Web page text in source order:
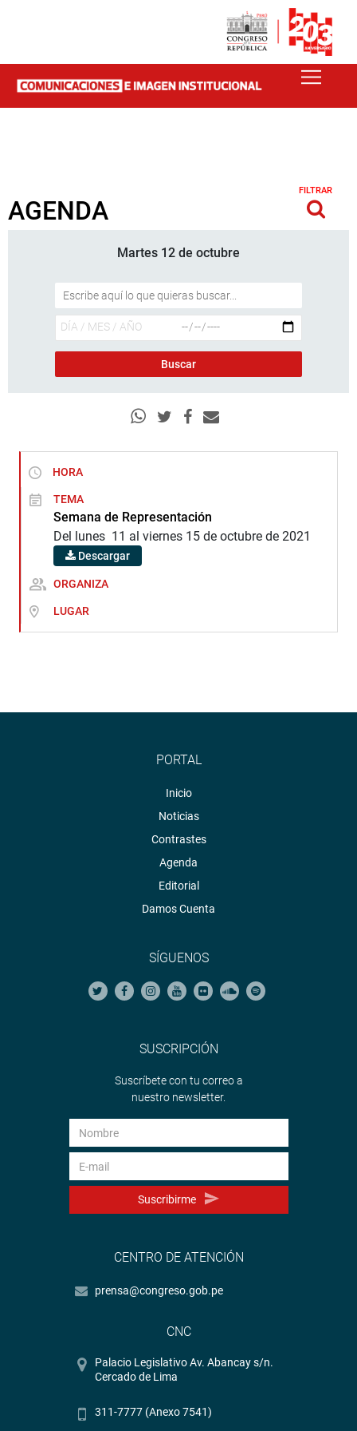
AGENDA
FILTRAR
Martes 12 de octubre
HORA
TEMA
Semana de Representación
Del lunes 11 al viernes 15 de octubre de 2021
Descargar
ORGANIZA
LUGAR
PORTAL
Inicio
Noticias
Contrastes
Agenda
Editorial
Damos Cuenta
SÍGUENOS
SUSCRIPCIÓN
Suscríbete con tu correo a
nuestro newsletter.
Suscribirme
CENTRO DE ATENCIÓN
prensa@congreso.gob.pe
CNC
Palacio Legislativo Av. Abancay s/n.
Cercado de Lima
311-7777 (Anexo 7541)